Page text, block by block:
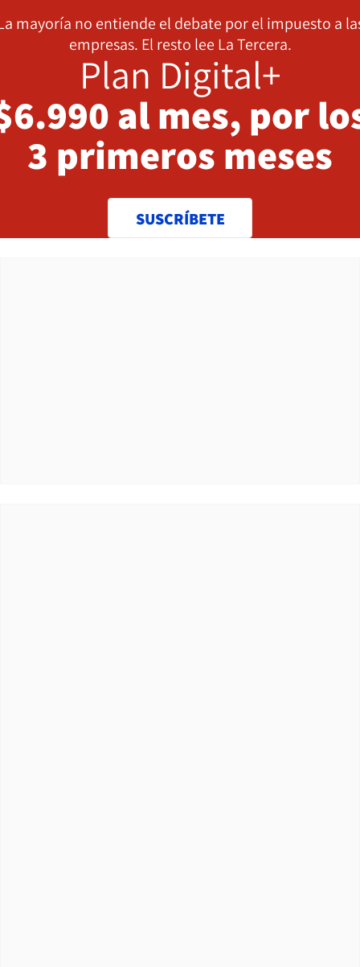
mayoría no entiende el debate por el impuesto a
empresas. El resto lee La Tercera.
Plan Digital+
al mes, por
3 primeros meses
SUSCRÍBETE